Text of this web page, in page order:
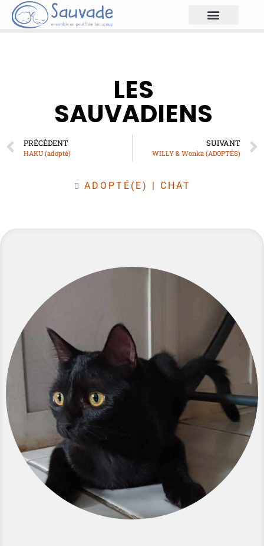
LES
SAUVADIENS
PRÉCÉDENT
HAKU (adopté)
SUIVANT
WILLY & Wonka (ADOPTÉS)
ADOPTÉ(E) | CHAT